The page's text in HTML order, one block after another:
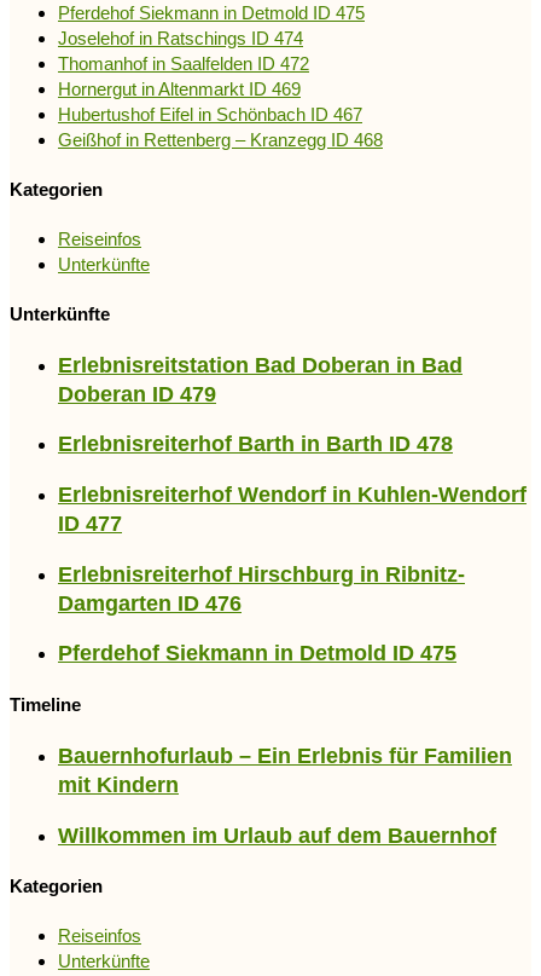
Pferdehof Siekmann in Detmold ID 475
Joselehof in Ratschings ID 474
Thomanhof in Saalfelden ID 472
Hornergut in Altenmarkt ID 469
Hubertushof Eifel in Schönbach ID 467
Geißhof in Rettenberg – Kranzegg ID 468
Kategorien
Reiseinfos
Unterkünfte
Unterkünfte
Erlebnisreitstation Bad Doberan in Bad
Doberan ID 479
Erlebnisreiterhof Barth in Barth ID 478
Erlebnisreiterhof Wendorf in Kuhlen-Wendorf
ID 477
Erlebnisreiterhof Hirschburg in Ribnitz-
Damgarten ID 476
Pferdehof Siekmann in Detmold ID 475
Timeline
Bauernhofurlaub – Ein Erlebnis für Familien
mit Kindern
Willkommen im Urlaub auf dem Bauernhof
Kategorien
Reiseinfos
Unterkünfte